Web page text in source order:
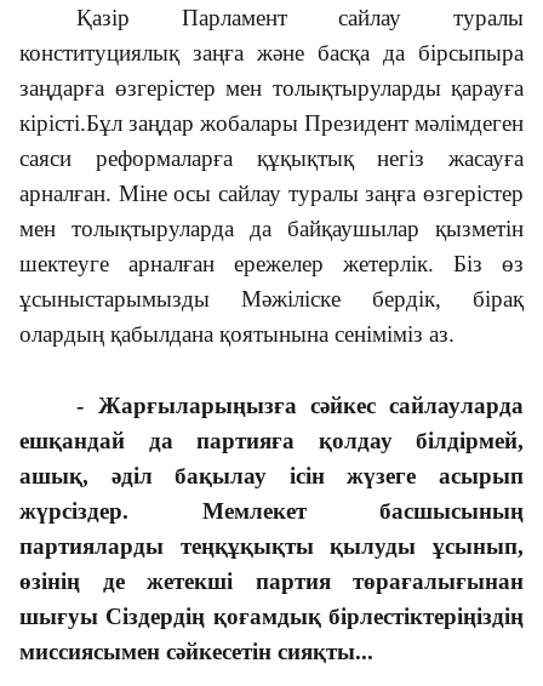
Қазір Парламент сайлау туралы
конституциялық заңға және басқа да бірсыпыра
заңдарға өзгерістер мен толықтыруларды қарауға
кірісті.Бұл заңдар жобалары Президент мәлімдеген
саяси реформаларға құқықтық негіз жасауға
арналған. Міне осы сайлау туралы заңға өзгерістер
мен толықтыруларда да байқаушылар қызметін
шектеуге арналған ережелер жетерлік. Біз өз
ұсыныстарымызды Мәжіліске бердік, бірақ
олардың қабылдана қоятынына сеніміміз аз.
- Жарғыларыңызға сәйкес сайлауларда
ешқандай да партияға қолдау білдірмей,
ашық, әділ бақылау ісін жүзеге асырып
жүрсіздер. Мемлекет басшысының
партияларды теңқұқықты қылуды ұсынып,
өзінің де жетекші партия төрағалығынан
шығуы Сіздердің қоғамдық бірлестіктеріңіздің
миссиясымен сәйкесетін сияқты...